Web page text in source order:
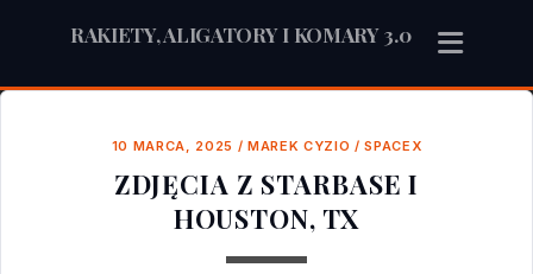
RAKIETY, ALIGATORY I KOMARY 3.0
10 MARCA, 2025 / MAREK CYZIO /SPACEX
ZDJĘCIA Z STARBASE I
HOUSTON, TX